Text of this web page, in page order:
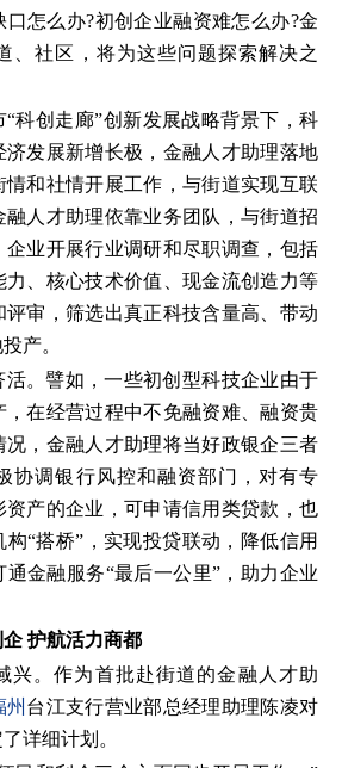
口怎么办?初创企业融资难怎么办?金
、社区，将为这些问题探索解决之
科创走廊”创新发展战略背景下，科
发展新增长极，金融人才助理落地
和社情开展工作，与街道实现互联
人才助理依靠业务团队，与街道招
业开展行业调研和尽职调查，包括
力、核心技术价值、现金流创造力等
审，筛选出真正科技含量高、带动
产。
活。譬如，一些初创型科技企业由于
在经营过程中不免融资难、融资贵
况，金融人才助理将当好政银企三者
协调银行风控和融资部门，对有专
产的企业，可申请信用类贷款，也
“搭桥”，实现投贷联动，降低信用
通金融服务“最后一公里”，助力企业
护航活力商都
兴。作为首批赴街道的金融人才助
州 台江支行营业部总经理助理陈凌对
详细计划。